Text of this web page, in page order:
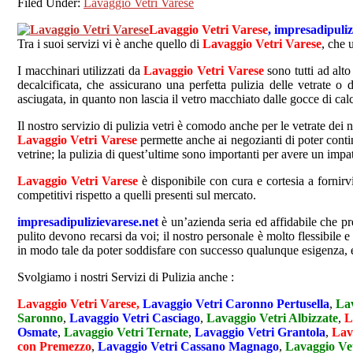
Lavaggio Vetri Varese,
Tra i suoi servizi vi è anche quello di Lavaggio Vetri Varese, che
I macchinari utilizzati daLavaggio Vetri Varesesono tutti ad alto
decalcificata, che assicurano una perfetta pulizia delle vetrate
asciugata, in quanto non lascia il vetro macchiato dalle gocce di
Il nostro servizio di pulizia vetri è comodo anche per le vetrate
Lavaggio Vetri Varesepermette anche ai negozianti di poter
vetrine; la pulizia di quest’ultime sono importanti per avere un
Lavaggio Vetri Varese è disponibile con cura e cortesia a
competitivi rispetto a quelli presenti sul mercato.
impresadipulizievarese.net è un’azienda seria ed affidabile che
pulito devono recarsi da voi; il nostro personale è molto flessibile
in modo tale da poter soddisfare con successo qualunque
Svolgiamo i nostri Servizi di Pulizia anche :
Lavaggio Vetri Varese, Lavaggio Vetri Caronno Pertusella,
Saronno, Lavaggio Vetri Casciago, Lavaggio Vetri Albizzate,
Osmate, Lavaggio Vetri Ternate, Lavaggio Vetri Grantola,
con Premezzo, Lavaggio Vetri Cassano Magnago, Lavaggio